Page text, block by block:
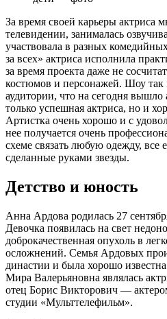
За время своей карьеры актриса
телевидении, занималась
участвовала в разных
за всех» актриса исполнила
за время проекта даже не
костюмов и персонажей. Шоу так
аудитории, что на сегодня
только успешная актриса, но и
Артистка очень хорошо и с
нее получается очень
схеме связать любую одежду, все
сделанные руками звезды.
Детство и юность
Анна Ардова родилась 27
Девочка появилась на свет
доброкачественная опухоль в
осложнений. Семья Ардовых
династии и была хорошо
Мира Валерьяновна являлась
отец Борис Викторович —
студии «Мульттелефильм».